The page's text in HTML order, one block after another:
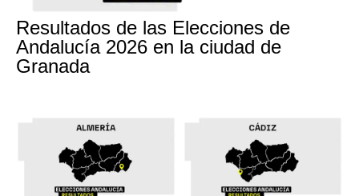
Resultados de las Elecciones de
Andalucía 2026 en la ciudad de
Granada